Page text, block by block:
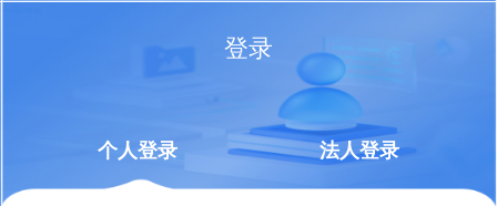
登录
个人登录 法人登录